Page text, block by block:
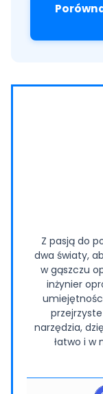
Z pasją do
dwa światy,
w gąszczu
inżynier
narzędzia,
łatwo i w